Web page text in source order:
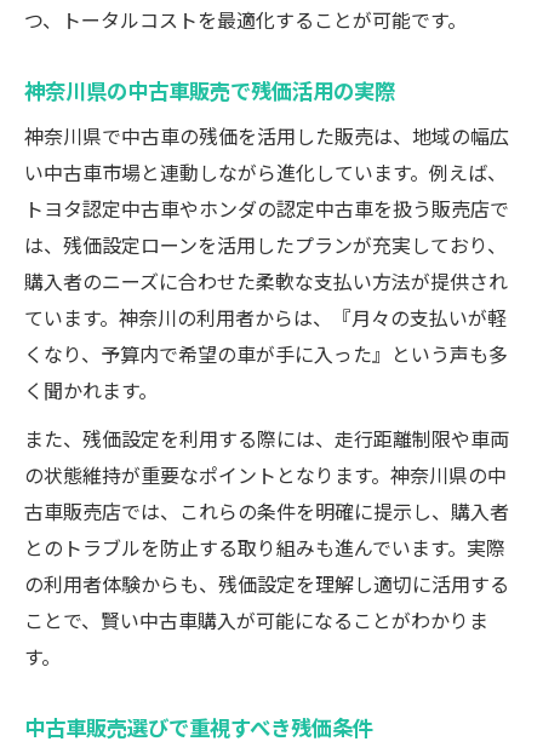
つ、トータルコストを最適化することが可能です。
神奈川県の中古車販売で残価活用の実際
神奈川県で中古車の残価を活用した販売は、地域の幅広
い中古車市場と連動しながら進化しています。例えば、
トヨタ認定中古車やホンダの認定中古車を扱う販売店で
は、残価設定ローンを活用したプランが充実しており、
購入者のニーズに合わせた柔軟な支払い方法が提供され
ています。神奈川の利用者からは、『月々の支払いが軽
くなり、予算内で希望の車が手に入った』という声も多
く聞かれます。
また、残価設定を利用する際には、走行距離制限や車両
の状態維持が重要なポイントとなります。神奈川県の中
古車販売店では、これらの条件を明確に提示し、購入者
とのトラブルを防止する取り組みも進んでいます。実際
の利用者体験からも、残価設定を理解し適切に活用する
ことで、賢い中古車購入が可能になることがわかりま
す。
中古車販売選びで重視すべき残価条件